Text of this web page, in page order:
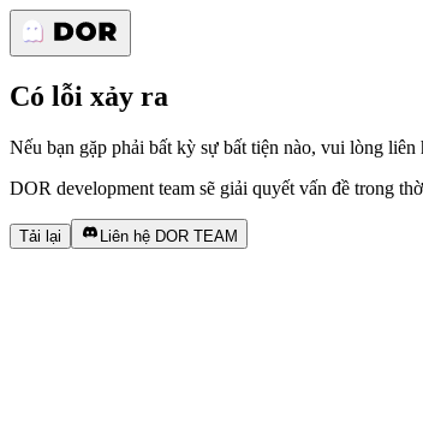
Có lỗi xảy ra
Nếu bạn gặp phải bất kỳ sự bất tiện nào, vui lòng liên
DOR development team sẽ giải quyết vấn đề trong
Tải lại Liên hệ DOR TEAM